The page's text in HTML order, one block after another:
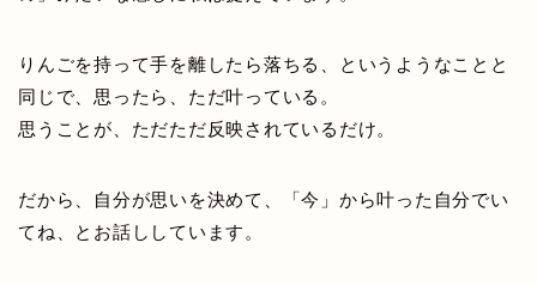
りんごを持って手を離したら落ちる、というようなことと
同じで、思ったら、ただ叶っている。
思うことが、ただただ反映されているだけ。
だから、自分が思いを決めて、「今」から叶った自分でい
てね、とお話ししています。